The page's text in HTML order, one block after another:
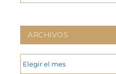
ARCHIVOS
ARCHIVOS